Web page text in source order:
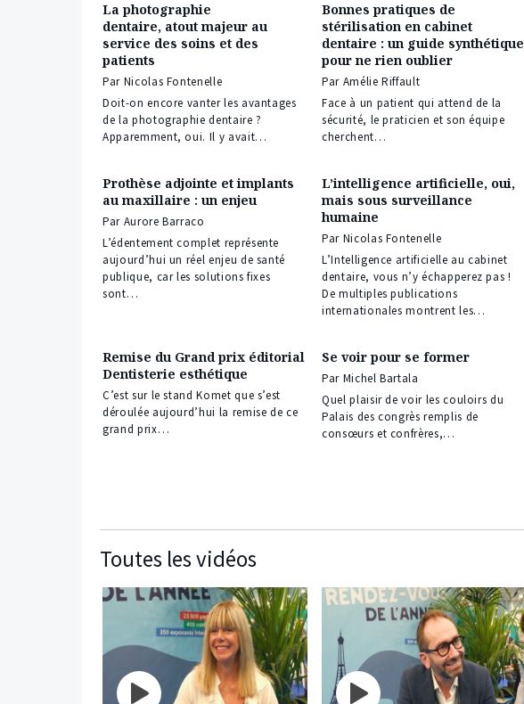
La photographie
dentaire, atout majeur au
service des soins et des
patients
Par Nicolas Fontenelle
Doit-on encore vanter les avantages
de la photographie dentaire ?
Apparemment, oui. Il y avait…
Bonnes pratiques de
stérilisation en cabinet
dentaire : un guide synthétique
pour ne rien oublier
Par Amélie Riffault
Face à un patient qui attend de la
sécurité, le praticien et son équipe
cherchent…
Prothèse adjointe et implants
au maxillaire : un enjeu
Par Aurore Barraco
L’édentement complet représente
aujourd’hui un réel enjeu de santé
publique, car les solutions fixes
sont…
L’intelligence artificielle, oui,
mais sous surveillance
humaine
Par Nicolas Fontenelle
L’Intelligence artificielle au cabinet
dentaire, vous n’y échapperez pas !
De multiples publications
internationales montrent les…
Remise du Grand prix éditorial
Dentisterie esthétique
C’est sur le stand Komet que s’est
déroulée aujourd’hui la remise de ce
grand prix…
Se voir pour se former
Par Michel Bartala
Quel plaisir de voir les couloirs du
Palais des congrès remplis de
consœurs et confrères,…
Toutes les vidéos